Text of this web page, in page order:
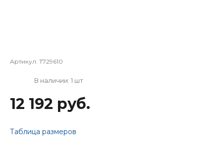
Артикул: T729610
В наличии: 1 шт
12 192 руб.
Таблица размеров